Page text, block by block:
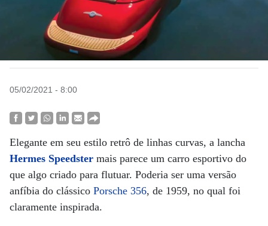
05/02/2021 - 8:00
Elegante em seu estilo retrô de linhas curvas, a lancha
Hermes Speedster mais parece um carro esportivo do
que algo criado para flutuar. Poderia ser uma versão
anfíbia do clássico Porsche 356, de 1959, no qual foi
claramente inspirada.